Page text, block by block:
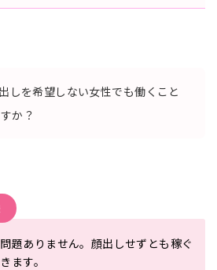
しを希望しない女性でも働くこと
か？
題ありません。顔出しせずとも稼ぐ
ます。